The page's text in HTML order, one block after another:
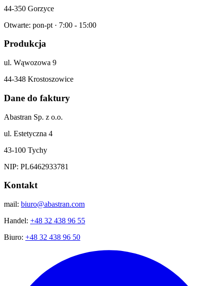
44-350 Gorzyce
Otwarte: pon-pt · 7:00 - 15:00
Produkcja
ul. Wąwozowa 9
44-348 Krostoszowice
Dane do faktury
Abastran Sp. z o.o.
ul. Estetyczna 4
43-100 Tychy
NIP: PL6462933781
Kontakt
mail: biuro@abastran.com
Handel: +48 32 438 96 55
Biuro: +48 32 438 96 50